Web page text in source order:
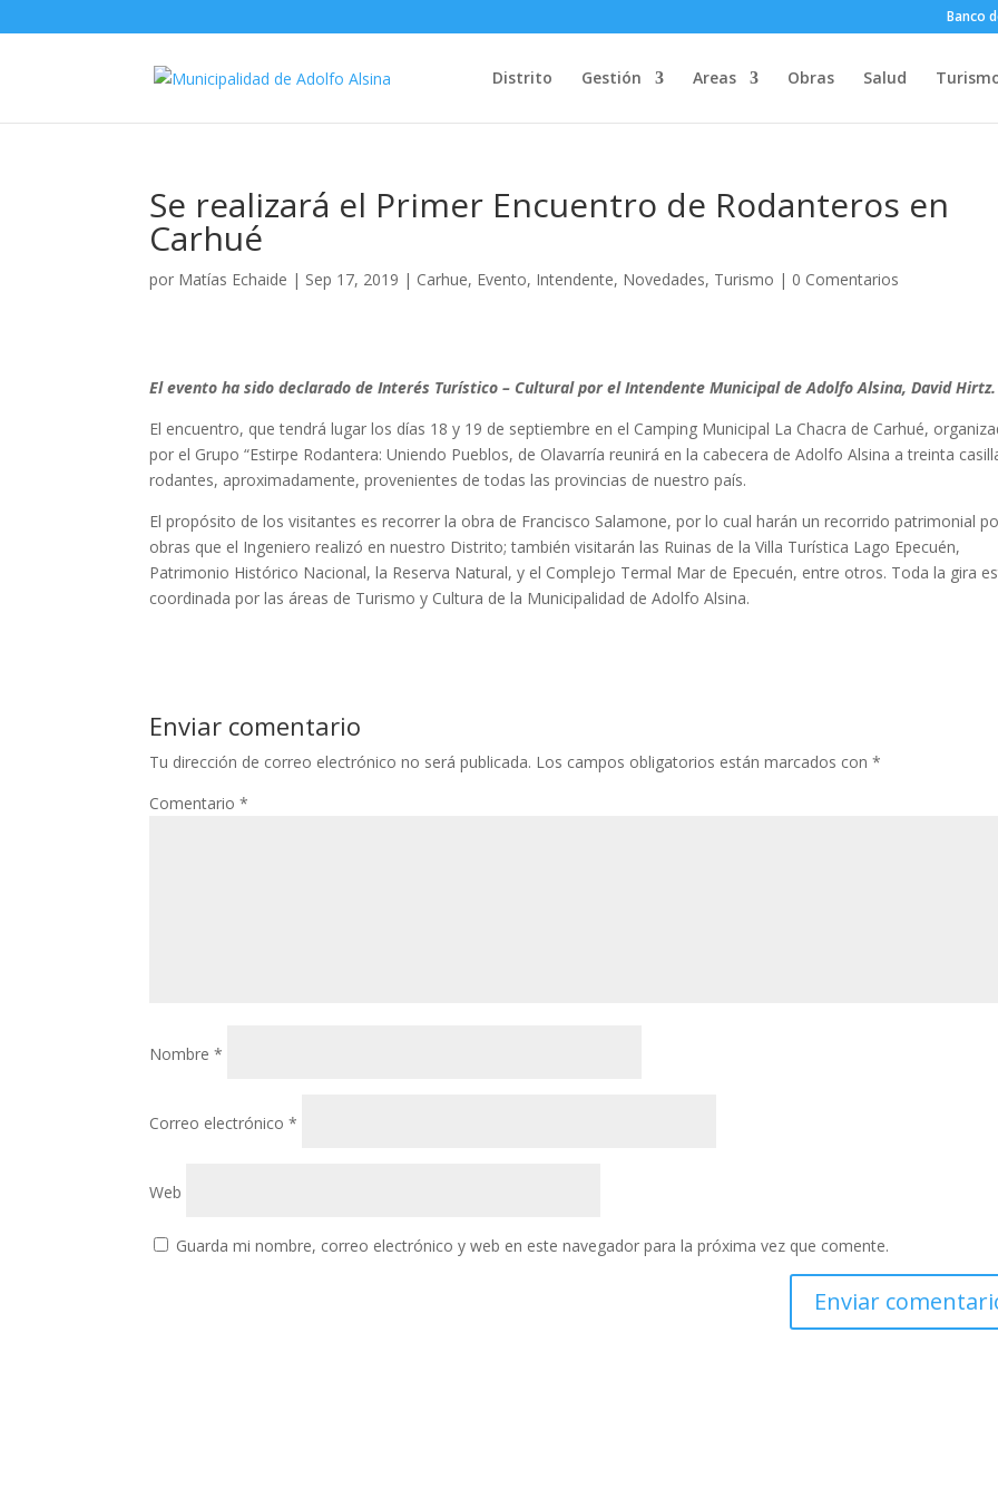
Banco
Distrito Gestión Areas Obras Salud
Se realizará el Primer Encuentro de Rodanteros en
Carhué
por Matías Echaide | Sep 17, 2019 | Carhue, Evento, Intendente, Novedades, Turismo | 0 Comentarios
El eventoha sido declarado de Interés Turístico – Cultural por el Intendente Municipal de Adolfo Alsina, David Hirtz.
El encuentro, que tendrá lugar los días 18 y 19 de septiembre en el Camping Municipal La Chacra de Carhué,
por el Grupo “Estirpe Rodantera: Uniendo Pueblos, de Olavarría reunirá en la cabecera de Adolfo Alsina a treinta
rodantes, aproximadamente, provenientes de todas las provincias de nuestro país.
El propósito de los visitantes es recorrer la obra de Francisco Salamone, por lo cual harán un recorrido patrimonial
obras que el Ingeniero realizó en nuestro Distrito; también visitarán las Ruinas de la Villa Turística Lago Epecuén,
Patrimonio Histórico Nacional, la Reserva Natural, y el Complejo Termal Mar de Epecuén, entre otros. Toda la gira
coordinada por las áreas de Turismo y Cultura de la Municipalidad de Adolfo Alsina.
Enviar comentario
Tu dirección de correo electrónico no será publicada. Los campos obligatorios están marcados con*
Comentario*
Nombre*
Correo electrónico*
Web
Guarda mi nombre, correo electrónico y web en este navegador para la próxima vez que comente.